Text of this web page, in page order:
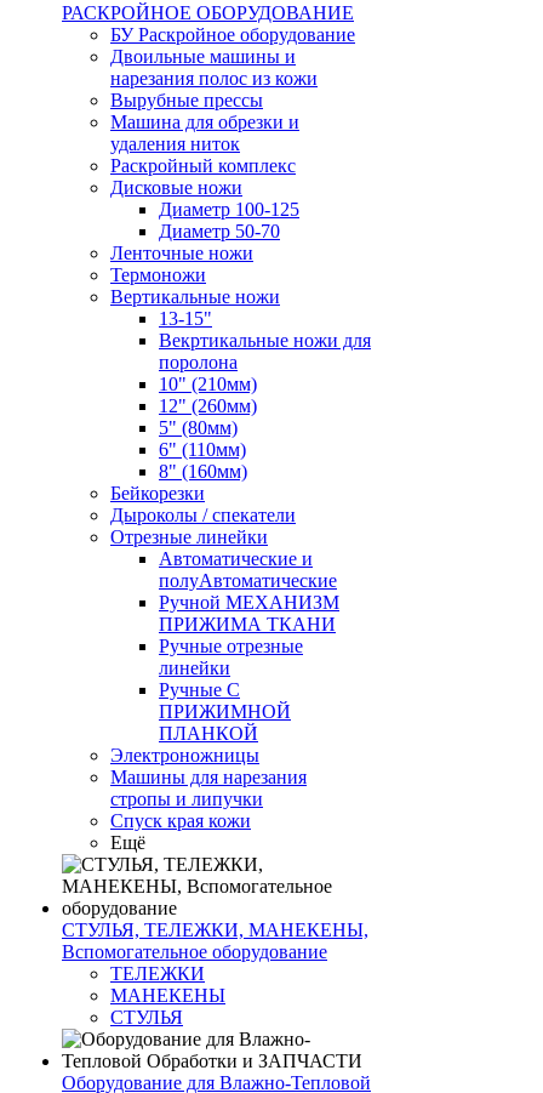
РАСКРОЙНОЕ ОБОРУДОВАНИЕ
БУ Раскройное оборудование
Двоильные машины и
нарезания полос из кожи
Вырубные прессы
Машина для обрезки и
удаления ниток
Раскройный комплекс
Дисковые ножи
Диаметр 100-125
Диаметр 50-70
Ленточные ножи
Термоножи
Вертикальные ножи
13-15"
Векртикальные ножи для
поролона
10" (210мм)
12" (260мм)
5" (80мм)
6" (110мм)
8" (160мм)
Бейкорезки
Дыроколы / спекатели
Отрезные линейки
Автоматические и
полуАвтоматические
Ручной МЕХАНИЗМ
ПРИЖИМА ТКАНИ
Ручные отрезные
линейки
Ручные С
ПРИЖИМНОЙ
ПЛАНКОЙ
Электроножницы
Машины для нарезания
стропы и липучки
Спуск края кожи
Ещё
СТУЛЬЯ, ТЕЛЕЖКИ, МАНЕКЕНЫ,
Вспомогательное оборудование
ТЕЛЕЖКИ
МАНЕКЕНЫ
СТУЛЬЯ
Оборудование для Влажно-Тепловой